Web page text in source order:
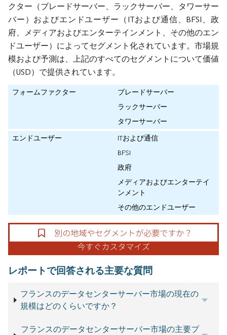
クター（ブレードサーバー、ラックサーバー、タワーサー
バー）およびエンドユーザー（ITおよび通信、BFSI、政
府、メディアおよびエンターテインメント、その他のエン
ドユーザー）によってセグメント化されています。市場規
模および予測は、上記のすべてのセグメントについて価値
（USD）で提供されています。
フォームファクター
ブレードサーバー
ラックサーバー
タワーサーバー
エンドユーザー
ITおよび通信
BFSI
政府
メディアおよびエンターテイ
ンメント
その他のエンドユーザー
レポートで回答される主要な質問
フランスのデータセンターサーバー市場の現在の
規模はどのくらいですか？
フランスのデータセンターサーバー市場の主要プ